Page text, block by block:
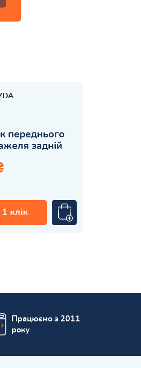
переднього
задній
клік
Працюємо з 2011
року